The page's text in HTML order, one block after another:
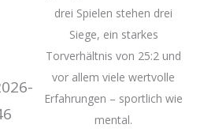
drei Spielen stehen drei
Siege, ein starkes
Torverhältnis von 25:2 und
vor allem viele wertvolle
Erfahrungen – sportlich wie
mental.